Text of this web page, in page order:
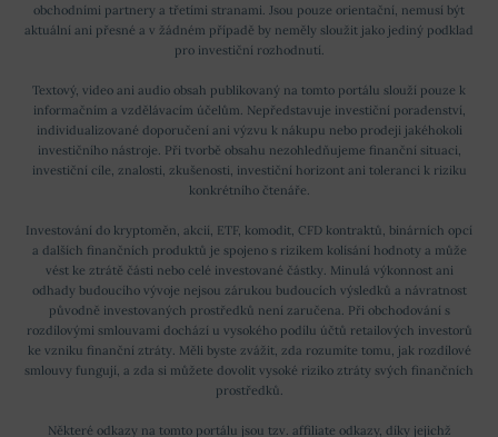
obchodními partnery a třetími stranami. Jsou pouze orientační, nemusí být
aktuální ani přesné a v žádném případě by neměly sloužit jako jediný podklad
pro investiční rozhodnutí.
Textový, video ani audio obsah publikovaný na tomto portálu slouží pouze k
informačním a vzdělávacím účelům. Nepředstavuje investiční poradenství,
individualizované doporučení ani výzvu k nákupu nebo prodeji jakéhokoli
investičního nástroje. Při tvorbě obsahu nezohledňujeme finanční situaci,
investiční cíle, znalosti, zkušenosti, investiční horizont ani toleranci k riziku
konkrétního čtenáře.
Investování do kryptoměn, akcií, ETF, komodit, CFD kontraktů, binárních opcí
a dalších finančních produktů je spojeno s rizikem kolísání hodnoty a může
vést ke ztrátě části nebo celé investované částky. Minulá výkonnost ani
odhady budoucího vývoje nejsou zárukou budoucích výsledků a návratnost
původně investovaných prostředků není zaručena. Při obchodování s
rozdílovými smlouvami dochází u vysokého podílu účtů retailových investorů
ke vzniku finanční ztráty. Měli byste zvážit, zda rozumíte tomu, jak rozdílové
smlouvy fungují, a zda si můžete dovolit vysoké riziko ztráty svých finančních
prostředků.
Některé odkazy na tomto portálu jsou tzv. affiliate odkazy, díky jejichž